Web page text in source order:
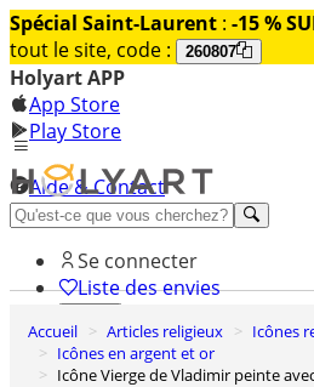
Spécial Saint-Laurent : -15 %
tout le site, code :
260807
Holyart APP
App Store
Play Store
Aide & Contact
Découvrez Premium
Se connecter
Liste des envies
0
Panier
Accueil Articles religieux
Icônes
Icônes en argent et or
Icône Vierge de Vladimir peinte